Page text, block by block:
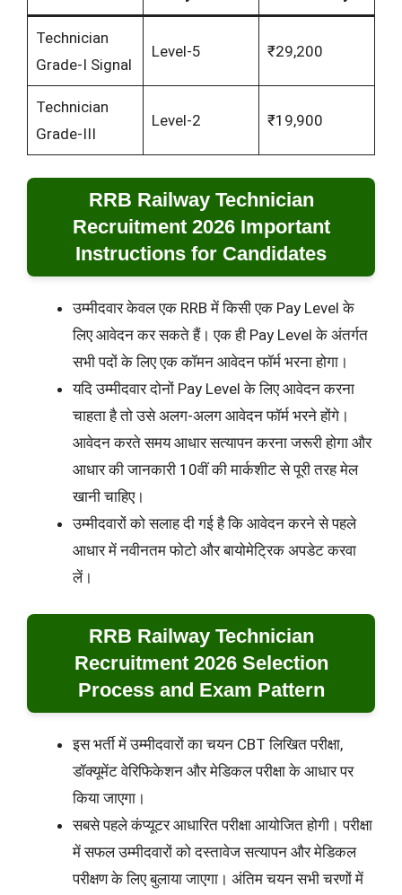
Technician
Grade-I Signal
Level-5 ₹29,200
Technician
Grade-III
Level-2 ₹19,900
RRB Railway Technician
Recruitment 2026 Important
Instructions for Candidates
उम्मीदवार केवल एक RRB में किसी एक Pay Level के
लिए आवेदन कर सकते हैं। एक ही Pay Level के अंतर्गत
सभी पदों के लिए एक कॉमन आवेदन फॉर्म भरना होगा।
यदि उम्मीदवार दोनों Pay Level के लिए आवेदन करना
चाहता है तो उसे अलग-अलग आवेदन फॉर्म भरने होंगे।
आवेदन करते समय आधार सत्यापन करना जरूरी होगा और
आधार की जानकारी 10वीं की मार्कशीट से पूरी तरह मेल
खानी चाहिए।
उम्मीदवारों को सलाह दी गई है कि आवेदन करने से पहले
आधार में नवीनतम फोटो और बायोमेट्रिक अपडेट करवा
लें।
RRB Railway Technician
Recruitment 2026 Selection
Process and Exam Pattern
इस भर्ती में उम्मीदवारों का चयन CBT लिखित परीक्षा,
डॉक्यूमेंट वेरिफिकेशन और मेडिकल परीक्षा के आधार पर
किया जाएगा।
सबसे पहले कंप्यूटर आधारित परीक्षा आयोजित होगी। परीक्षा
में सफल उम्मीदवारों को दस्तावेज सत्यापन और मेडिकल
परीक्षण के लिए बुलाया जाएगा। अंतिम चयन सभी चरणों में